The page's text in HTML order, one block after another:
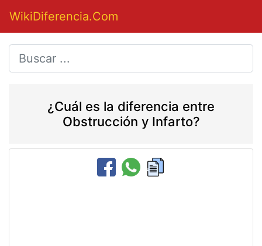
WikiDiferencia.Com
¿Cuál es la diferencia entre
Obstrucción y Infarto?